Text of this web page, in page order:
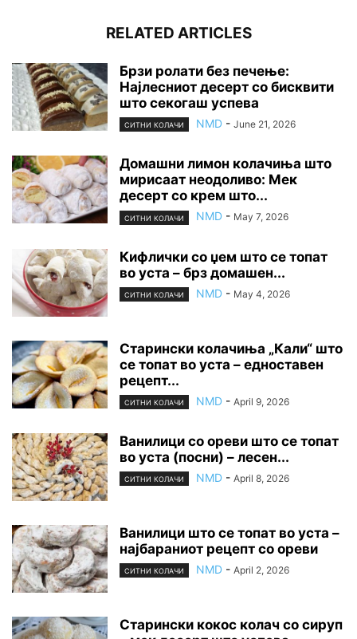
RELATED ARTICLES
Брзи ролати без печење:
Најлесниот десерт со бисквити
што секогаш успева
СИТНИ КОЛАЧИ NMD - June 21, 2026
Домашни лимон колачиња што
мирисаат неодоливо: Мек
десерт со крем што...
СИТНИ КОЛАЧИ NMD - May 7, 2026
Кифлички со џем што се топат
во уста – брз домашен...
СИТНИ КОЛАЧИ NMD - May 4, 2026
Старински колачиња „Кали“ што
се топат во уста – едноставен
рецепт...
СИТНИ КОЛАЧИ NMD - April 9, 2026
Ванилици со ореви што се топат
во уста (посни) – лесен...
СИТНИ КОЛАЧИ NMD - April 8, 2026
Ванилици што се топат во уста –
најбараниот рецепт со ореви
СИТНИ КОЛАЧИ NMD - April 2, 2026
Старински кокос колач со сируп